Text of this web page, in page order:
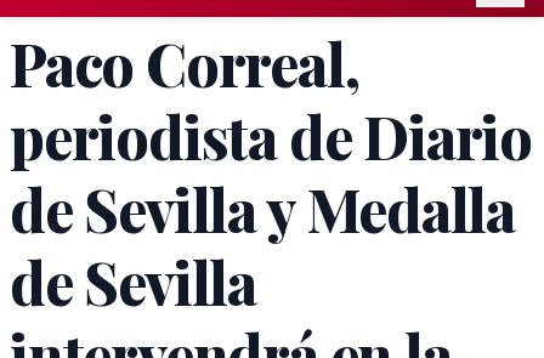
Paco Correal,
periodista de Diario
de Sevilla y Medalla
de Sevilla